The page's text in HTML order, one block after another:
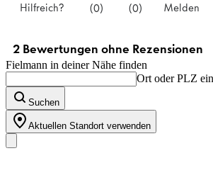
Fielmann in deiner Nähe finden
Ort oder PLZ
Suchen
Aktuellen Standort verwenden